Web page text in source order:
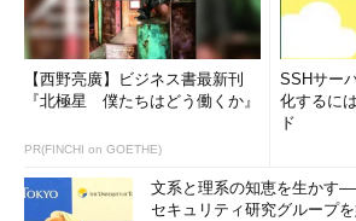
【西野亮廣】ビジネス書最新刊
『北極星 僕たちはどう働くか』
PR(FINCHI on GOETHE)
SSHサー
化するに
ド
文系と理系の知恵を生かす
セキュリティ研究グループ